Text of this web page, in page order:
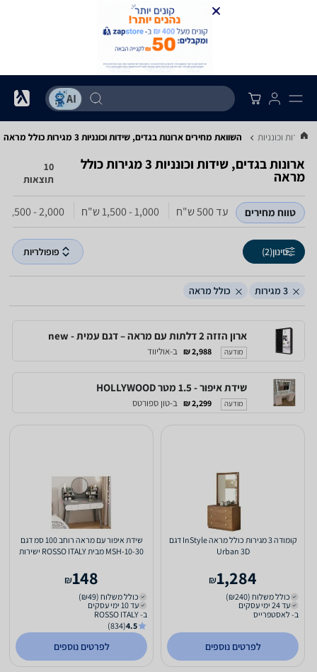
שידות וכונניות השוואת מחירים ארונות בגדים, שידות וכונניות ‏3 מגירות ‏כולל מראה
ארונות בגדים, שידות וכונניות ‏3 מגירות ‏כולל
מראה
10
תוצאות
טווח מחירים עד 500‏ ש"ח 1,000 - 1,500‏ ש"ח 2,000 - 2,500‏ ש"ח
סינון(2) פופולריות
3 מגירות כולל מראה
ארון הזזה 2 דלתות עם מראה – דגם עמית - new
מודעה 2,988 ₪ ב-אוליווד
שידת איפור - 1.5 מטר HOLLYWOOD
מודעה 2,299 ₪ ב-טון ספורטס
קומודה 3 מגירות כולל מראה InStyle דגם
Urban 3D
1,284
₪
כולל משלוח (₪240)
עד 24 ימי עסקים
ב- לאסטפרייס
לפרטים נוספים
שידת איפור עם מראה רוחב 100 סמ דגם
MSH-10-30 מבית ROSSO ITALY ישירות
148
₪
כולל משלוח (₪49)
עד 10 ימי עסקים
ב- ROSSO ITALY
4.5
(834)
לפרטים נוספים